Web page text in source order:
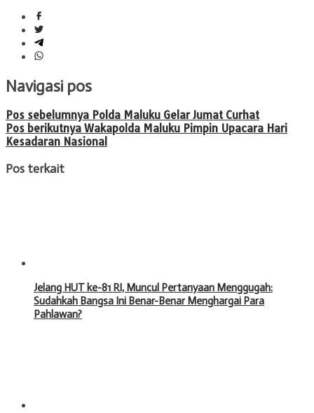
Navigasi pos
Pos sebelumnya Polda Maluku Gelar Jumat Curhat
Pos berikutnya Wakapolda Maluku Pimpin Upacara Hari
Kesadaran Nasional
Pos terkait
Jelang HUT ke-81 RI, Muncul Pertanyaan Menggugah:
Sudahkah Bangsa Ini Benar-Benar Menghargai Para
Pahlawan?